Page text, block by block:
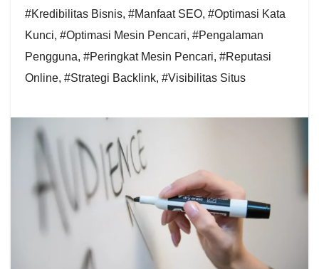
#Kredibilitas Bisnis, #Manfaat SEO, #Optimasi Kata
Kunci, #Optimasi Mesin Pencari, #Pengalaman
Pengguna, #Peringkat Mesin Pencari, #Reputasi
Online, #Strategi Backlink, #Visibilitas Situs